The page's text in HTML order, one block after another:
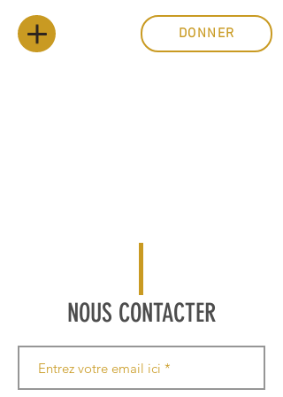
DONNER
NOUS CONTACTER